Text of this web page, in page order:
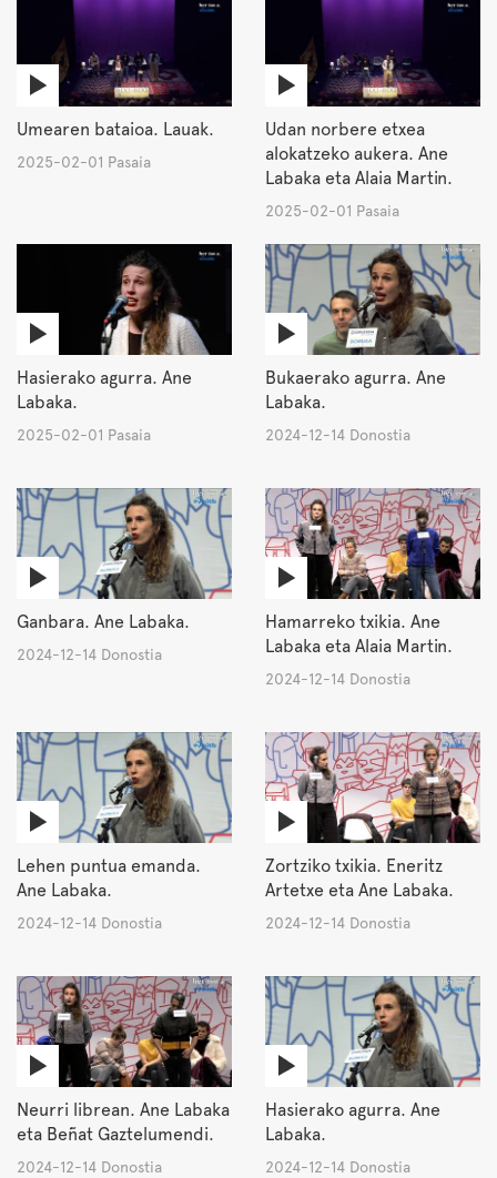
Umearen bataioa. Lauak.
2025-02-01 Pasaia
Udan norbere etxea
alokatzeko aukera. Ane
Labaka eta Alaia Martin.
2025-02-01 Pasaia
Hasierako agurra. Ane
Labaka.
2025-02-01 Pasaia
Bukaerako agurra. Ane
Labaka.
2024-12-14 Donostia
Ganbara. Ane Labaka.
2024-12-14 Donostia
Hamarreko txikia. Ane
Labaka eta Alaia Martin.
2024-12-14 Donostia
Lehen puntua emanda.
Ane Labaka.
2024-12-14 Donostia
Zortziko txikia. Eneritz
Artetxe eta Ane Labaka.
2024-12-14 Donostia
Neurri librean. Ane Labaka
eta Beñat Gaztelumendi.
2024-12-14 Donostia
Hasierako agurra. Ane
Labaka.
2024-12-14 Donostia